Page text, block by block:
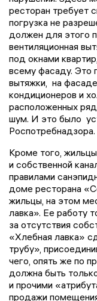
ресторан требует
погрузка не
должен для этого
вентиляционная
под окнами
всему фасаду. Это
вытяжки, на
кондиционеров и
расположенных
шум. И это было
Роспотребнадзора.
Кроме того,
и собственной
правилами
доме ресторана
жильцы, на этом
лавка». Ее работу
за отсутствия
«Хлебная лавка»
трубу»,
чего, опять же по
должна быть
и прочими
продажи